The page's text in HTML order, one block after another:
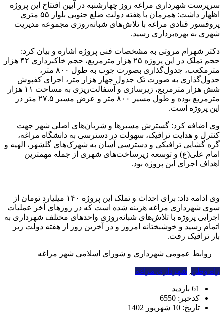
سرپرست شهرداری مراغه روز چهارشنبه در آیین افتتاح این پروژه
اظهار داشت: همزمان با هفته دولت ضلع جنوبی بلوار ۵۵ متری
پروفسور قنادی مراغه با تلاش‌های شبانه‌روزی مجموعه مدیریت
شهری به بهره‌برداری رسید.
دکتر شهرام مروتی به مشخصات فنی پروژه اشاره و بیان کرد:
حجم تملک در این پروژه ۲۵ هزار مترمربع، حجم خاکبرداری ۴۲ هزار
مترمکعب، جدول‌گذاری بصورت جوب به طول ۸۰۰ متر،
جدول‌گذاری به صورت تک جدول چهار هزار متر، اجرای کفپوش
شش هزار مترمربع، زیرسازی و آسفالت‌ریزی به مساحت ۱۱ هزار
مترمربع بوده و طول مسیر ۸۰۰ متر و عرض مسیر ۲۷.۵ متر در
این پروژه است.
وی اضافه کرد: گسترش مسیرها و شریان‌های اصلی شهر جهت
کنترل و هدایت ترافیک، سهولت در دسترسی به دانشگاه مراغه،
گره گشایی ترافیکی و دسترسی آسان به شهرک‌های گلشهر، الهیه و
امام علی(ع) و توسعه زیرساخت‌های شهری از جمله مهمترین
اهداف اجرای این پروژه بود.
وی ادامه داد: برای احداث و تملک این پروژه ۱۴۰ میلیارد تومان از
سوی شهرداری مراغه هزینه شده است که در روزهای آخر عملیات
اجرایی پروژه با تلاش‌های شبانه‌روزی واحدهای مختلف شهرداری به
اتمام رسید و خوشبختانه امروز و در آخرین روز از هفته دولت زیر
بار ترافیک رفت.
🔸روابط عمومی شهرداری و شورای اسلامی شهر مراغه
راه وطن, شهرداری مراغه
61 بازدید
کدخبر: 6550
تاریخ: 10 شهریور 1402